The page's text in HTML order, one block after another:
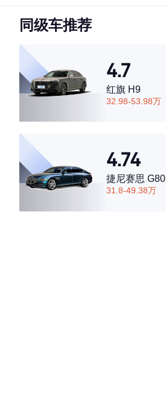
·外观表现一般，低于70%同级车
·空间表现一般，低于54%同级车
同级车推荐
4.7
红旗 H9
32.98-53.98万
4.74
捷尼赛思 G80
31.8-49.38万